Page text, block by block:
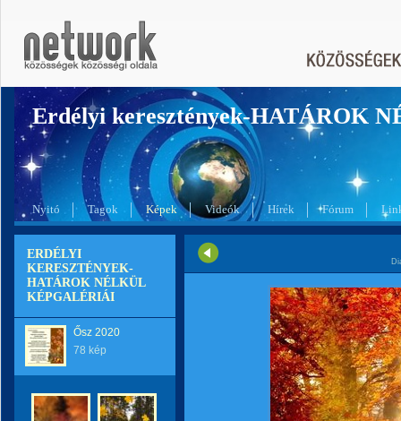
Erdélyi keresztények-HATÁROK
Nyitó Tagok Képek Videók Hírek Fórum
ERDÉLYI
KERESZTÉNYEK-
HATÁROK NÉLKÜL
KÉPGALÉRIÁI
Ősz 2020
78 kép